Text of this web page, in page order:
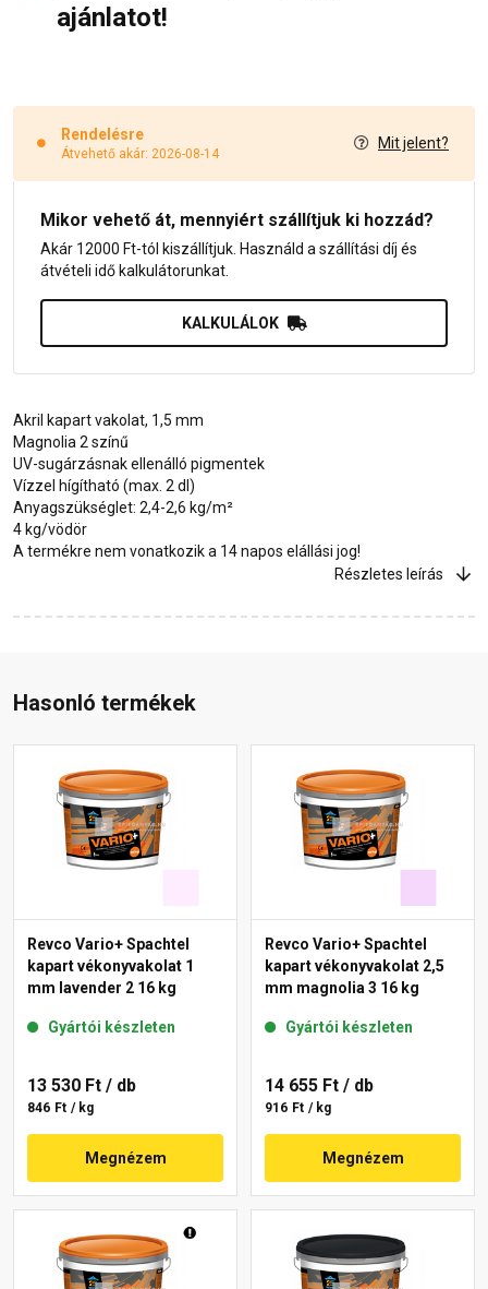
ajánlatot!
Rendelésre
Átvehető akár: 2026-08-14
Mit jelent?
Mikor vehető át, mennyiért szállítjuk ki hozzád?
Akár 12000 Ft-tól kiszállítjuk. Használd a szállítási díj és
átvételi idő kalkulátorunkat.
KALKULÁLOK
Akril kapart vakolat, 1,5 mm
Magnolia 2 színű
UV-sugárzásnak ellenálló pigmentek
Vízzel hígítható (max. 2 dl)
Anyagszükséglet: 2,4-2,6 kg/m²
4 kg/vödör
A termékre nem vonatkozik a 14 napos elállási jog!
Részletes leírás
Hasonló termékek
Revco Vario+ Spachtel
kapart vékonyvakolat 1
mm lavender 2 16 kg
Gyártói készleten
13 530 Ft / db
846 Ft / kg
Megnézem
Revco Vario+ Spachtel
kapart vékonyvakolat 2,5
mm magnolia 3 16 kg
Gyártói készleten
14 655 Ft / db
916 Ft / kg
Megnézem